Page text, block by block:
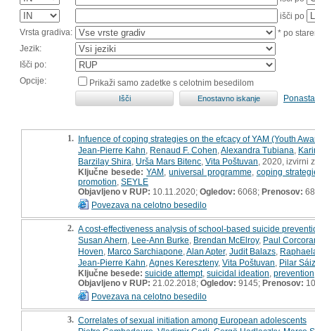
išči po
Vrsta gradiva:
* po
Jezik:
Išči po:
Opcije:
Prikaži samo zadetke s celotnim besedilom
1. Infuence of coping strategies on the efcacy of YAM (Youth
Jean-Pierre Kahn Renaud F. Cohen Alexandra Tubiana
Barzilay Shira Urša Mars Bitenc Vita Poštuvan , 2020, izvirni
Ključne besede: YAM ,universal programme coping
promotion SEYLE
Objavljeno v RUP: 10.11.2020; Ogledov: 6068; Prenosov: 68
Povezava na celotno besedilo
2. A cost-effectiveness analysis of school-based suicide
Susan Ahern Lee-Ann Burke Brendan McElroy, Paul
Hoven Marco Sarchiapone Alan Apter, Judit Balazs
Jean-Pierre Kahn Agnes Kereszteny, Vita Poštuvan Pilar Sáiz
Ključne besede: suicide attempt, suicidal ideation prevention
Objavljeno v RUP: 21.02.2018; Ogledov: 9145; Prenosov:
Povezava na celotno besedilo
3. Correlates of sexual initiation among European adolescents